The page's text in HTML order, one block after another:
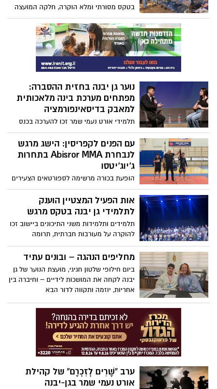
בטקס מסורתי ומלא הוקרה, חלקה המועצה
המקומית כבוד ללוחמים ולזכר הנופלים
במלחמת העולם השנייה
נוער גן יבנה בחזית ההסברה:
מפתחים מערכת בינה מלאכותית
למאבק בדיסאינפורמציה
תלמידי אורט נעמי שמר זכו להערכה בכנס
הארצי של TEEN SPIRIT על מיזם פורץ דרך
בשם "TruthFront" – כלי חדשני למלחמה
בפייק ניוז נגד ישראל
עם הפנים לקפריסין: הישג מרגש
לנבחרת Abisror MMA בתחרות
ג’יוג’יטסו
הופעת בכורה מרשימה לספורטאים הצעירים
מגן יבנה בתחרות של מכבי סאמבישיין:
מדליות, נחישות ורוח לחימה. המאמן דויד
אביסרור: "העתיד עוד לפנינו."
אות הפעיל המצטיין הוענק
לתלמידי גן יבנה בטקס מרגש
תלמידים ותלמידות משני התיכונים ביישוב זכו
להוקרה על מעורבות חברתית, תרומה
לקהילה וסיוע בזמן חירום – בטקס חגיגי
ומלא השראה שנערך במתנ"ס המקומי.
מחליפים הנהגה – ובונים עתיד
ביום חילופי שלטון חגיגי, מועצת הנוער של גן
יבנה לקחה את המושכות לידיים – וחיברה בין
אחריות, יוזמה ותקווה לדור הבא
ערב “שָׁרִים לְזִכְרָם” של קהילת
אורט נעמי שמר בגן‑יבנה